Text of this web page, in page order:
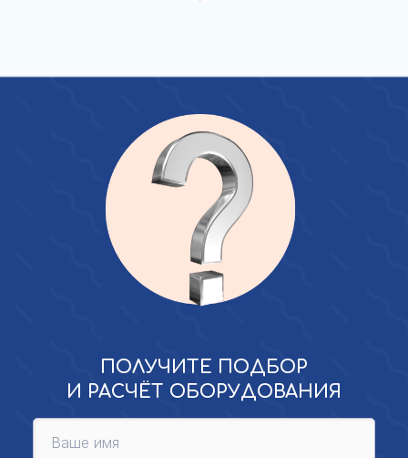
ПОЛУЧИТЕ ПОДБОР
И РАСЧЁТ ОБОРУДОВАНИЯ